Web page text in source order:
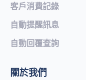
客戶消費記錄
自動提醒訊息
自動回覆查詢
關於我們